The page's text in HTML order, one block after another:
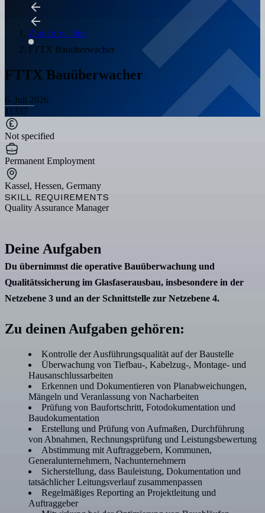
Zurück zu Jobs
FTTX Bauüberwacher
FTTX Bauüberwacher
6. Juli 2026
11337
Not specified
Permanent Employment
Kassel, Hessen, Germany
SKILL REQUIREMENTS
Quality Assurance Manager
Deine Aufgaben
Du übernimmst die operative Bauüberwachung und
Qualitätssicherung im Glasfaserausbau, insbesondere in der
Netzebene 3 und an der Schnittstelle zur Netzebene 4.
Zu deinen Aufgaben gehören:
Kontrolle der Ausführungsqualität auf der Baustelle
Überwachung von Tiefbau-, Kabelzug-, Montage- und
Hausanschlussarbeiten
Erkennen und Dokumentieren von Planabweichungen,
Mängeln und Veranlassung von Nacharbeiten
Prüfung von Baufortschritt, Fotodokumentation und
Baudokumentation
Erstellung und Prüfung von Aufmaßen, Durchführung
von Abnahmen, Rechnungsprüfung und Leistungsbewertung
Abstimmung mit Auftraggebern, Kommunen,
Generalunternehmern, Nachunternehmern
Sicherstellung, dass Bauleistung, Dokumentation und
tatsächlicher Leitungsverlauf zusammenpassen
Regelmäßiges Reporting an Projektleitung und
Auftraggeber